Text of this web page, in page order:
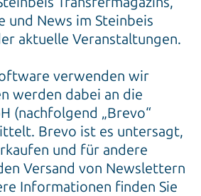
und News im Steinbeis
aktuelle Veranstaltungen.
verwenden wir
werden dabei an die
(nachfolgend „Brevo“
Brevo ist es untersagt,
und für andere
Versand von Newslettern
Informationen finden Sie